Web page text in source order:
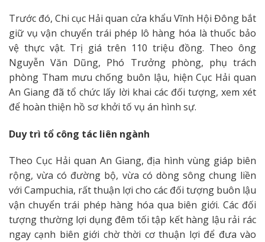
Trước đó, Chi cục Hải quan cửa khẩu Vĩnh Hội Đông bắt
giữ vụ vận chuyển trái phép lô hàng hóa là thuốc bảo
vệ thực vật. Trị giá trên 110 triệu đồng. Theo ông
Nguyễn Văn Dũng, Phó Trưởng phòng, phụ trách
phòng Tham mưu chống buôn lậu, hiện Cục Hải quan
An Giang đã tổ chức lấy lời khai các đối tượng, xem xét
để hoàn thiện hồ sơ khởi tố vụ án hình sự.
Duy trì tổ công tác liên ngành
Theo Cục Hải quan An Giang, địa hình vùng giáp biên
rộng, vừa có đường bộ, vừa có dòng sông chung liền
với Campuchia, rất thuận lợi cho các đối tượng buôn lậu
vận chuyển trái phép hàng hóa qua biên giới. Các đối
tượng thường lợi dụng đêm tối tập kết hàng lậu rải rác
ngay cạnh biên giới chờ thời cơ thuận lợi để đưa vào